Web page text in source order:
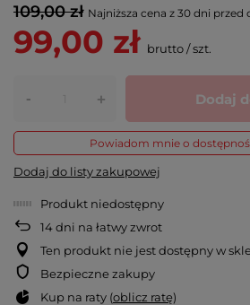
109,00 zł Najniższa cena z 30 dni przed
99,00 zł brutto/szt.
- + Dodaj
Powiadom mnie o
Dodaj do listy zakupowej
Produkt niedostępny
14dni na łatwy zwrot
Ten produkt nie jest dostępny w
Bezpieczne zakupy
Kup na raty (oblicz ratę)